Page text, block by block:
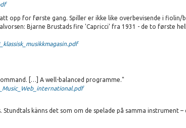
opp for første gang. Spiller er ikke like overbevisende i
Bjarne Brustads fire 'Capricci' fra 1931 - de to første
[…] A well-balanced programme."
känns det som om de spelade på samma instrument